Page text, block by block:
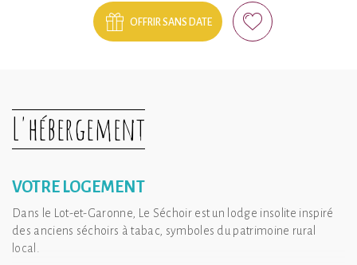
OFFRIR SANS DATE
L'hébergement
VOTRE LOGEMENT
Dans le Lot-et-Garonne, Le Séchoir est un lodge insolite inspiré
des anciens séchoirs à tabac, symboles du patrimoine rural
local.